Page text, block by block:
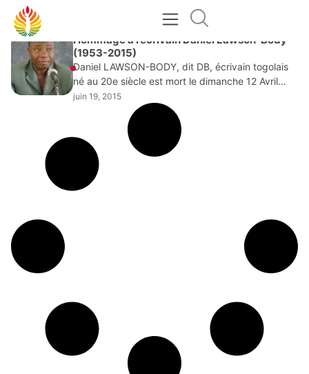
JUIN 19, 2015
Hommage à l’écrivain Daniel Lawson-Body
(1953-2015)
Daniel LAWSON-BODY, dit DB, écrivain togolais
né au 20e siècle est mort le dimanche 12 Avril
2015. Son dernier roman, paru aux éditions Haho
(une maison d’édition factice, dont je
juin 19, 2015